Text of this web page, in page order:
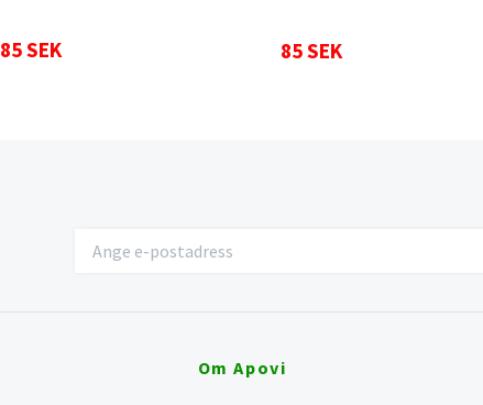
85 SEK 85 SEK
Om Apovi